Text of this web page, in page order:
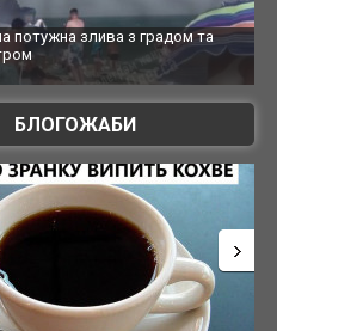
Вже вивели на тести: Ferrari готує оновлення
позашляховика Purosangue. ВІДЕО
БЛОГОЖАБИ